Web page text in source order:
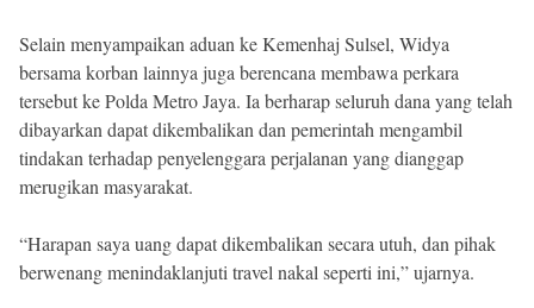
Selain menyampaikan aduan ke Kemenhaj Sulsel, Widya
bersama korban lainnya juga berencana membawa perkara
tersebut ke Polda Metro Jaya. Ia berharap seluruh dana yang telah
dibayarkan dapat dikembalikan dan pemerintah mengambil
tindakan terhadap penyelenggara perjalanan yang dianggap
merugikan masyarakat.
“Harapan saya uang dapat dikembalikan secara utuh, dan pihak
berwenang menindaklanjuti travel nakal seperti ini,” ujarnya.